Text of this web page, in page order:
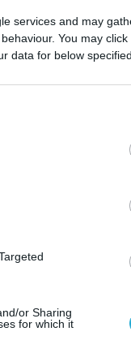
services and may
You may
data for below
or Sharing
for which it